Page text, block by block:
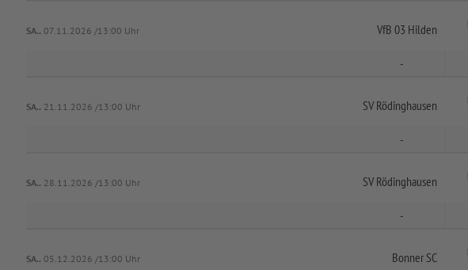
SA.. 07.11.2026 /13:00 Uhr VfB 03 Hilden
-
SA.. 21.11.2026 /13:00 Uhr SV Rödinghausen
-
SA.. 28.11.2026 /13:00 Uhr SV Rödinghausen
-
SA.. 05.12.2026 /13:00 Uhr Bonner SC